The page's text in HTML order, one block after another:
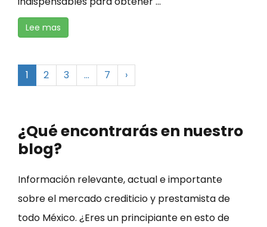
Lee mas
1 2 3 … 7 ›
¿Qué encontrarás en nuestro
blog?
Información relevante, actual e importante
sobre el mercado crediticio y prestamista de
todo México. ¿Eres un principiante en esto de